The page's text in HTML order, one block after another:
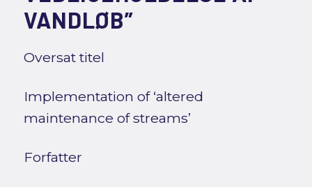
VANDLØB”
Oversat titel
Implementation of ‘altered
maintenance of streams’
Forfatter